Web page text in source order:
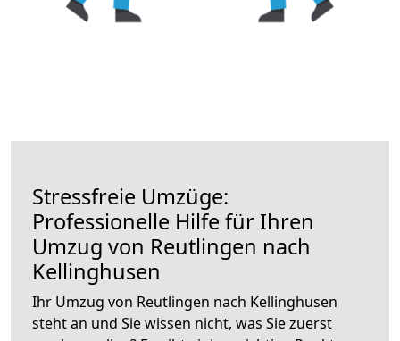
Stressfreie Umzüge:
Professionelle Hilfe für Ihren
Umzug von Reutlingen nach
Kellinghusen
Ihr Umzug von Reutlingen nach Kellinghusen
steht an und Sie wissen nicht, was Sie zuerst